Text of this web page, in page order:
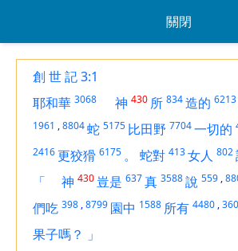
關閉
創 世 記 3:1
耶和華 3068 神 430 所 834造的 6213
1961 ,8804蛇 5175 比田野 7704一切的
2416更狡猾 6175 。 蛇對 413女人 802
「
神 430 豈是 637真 3588說 559 ,
們吃 398 ,8799 園中 1588 所有 4480 ,
果子嗎？ 」